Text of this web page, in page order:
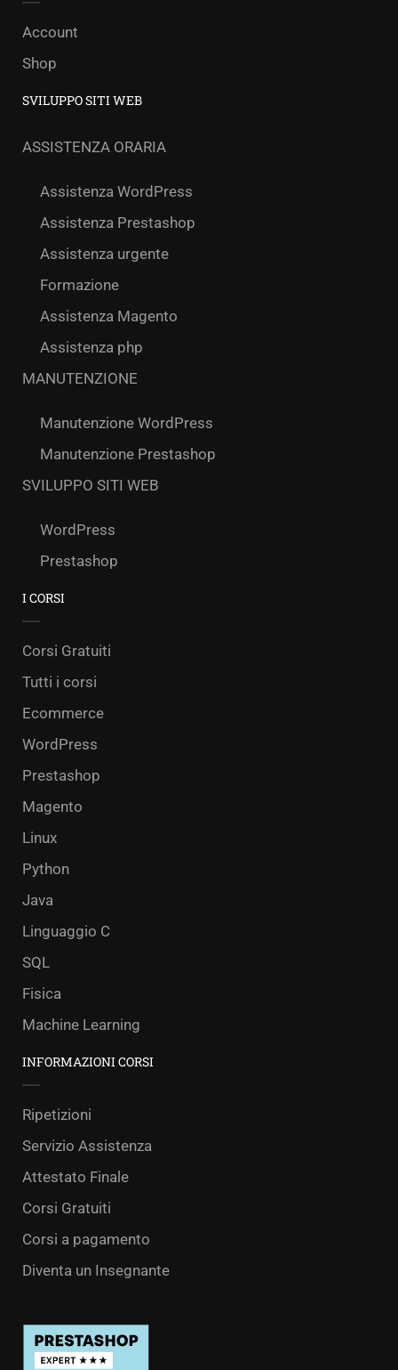
Account
Shop
SVILUPPO SITI WEB
ASSISTENZA ORARIA
Assistenza WordPress
Assistenza Prestashop
Assistenza urgente
Formazione
Assistenza Magento
Assistenza php
MANUTENZIONE
Manutenzione WordPress
Manutenzione Prestashop
SVILUPPO SITI WEB
WordPress
Prestashop
I CORSI
Corsi Gratuiti
Tutti i corsi
Ecommerce
WordPress
Prestashop
Magento
Linux
Python
Java
Linguaggio C
SQL
Fisica
Machine Learning
INFORMAZIONI CORSI
Ripetizioni
Servizio Assistenza
Attestato Finale
Corsi Gratuiti
Corsi a pagamento
Diventa un Insegnante